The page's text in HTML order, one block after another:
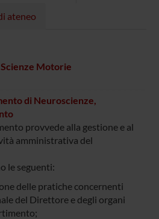
ateneo
Motorie
di Neuroscienze,
provvede alla gestione e al
amministrativa del
le seguenti:
delle pratiche concernenti
del Direttore e degli organi